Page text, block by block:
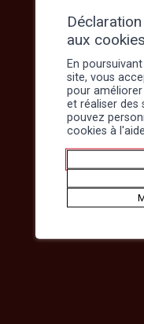
aux cookies
En
site, vous
pour
et réaliser des
pouvez
cookies à